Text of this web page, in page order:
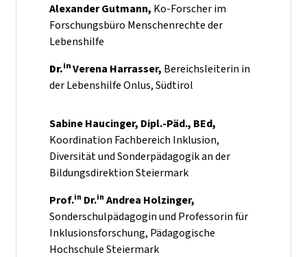
Alexander Gutmann, Ko-Forscher im
Forschungsbüro Menschenrechte der
Lebenshilfe
Dr.inVerena Harrasser, Bereichsleiterin in
der Lebenshilfe Onlus, Südtirol
Sabine Haucinger, Dipl.-Päd., BEd,
Koordination Fachbereich Inklusion,
Diversität und Sonderpädagogik an der
Bildungsdirektion Steiermark
Prof.in Dr.in Andrea Holzinger,
Sonderschulpädagogin und Professorin für
Inklusionsforschung, Pädagogische
Hochschule Steiermark